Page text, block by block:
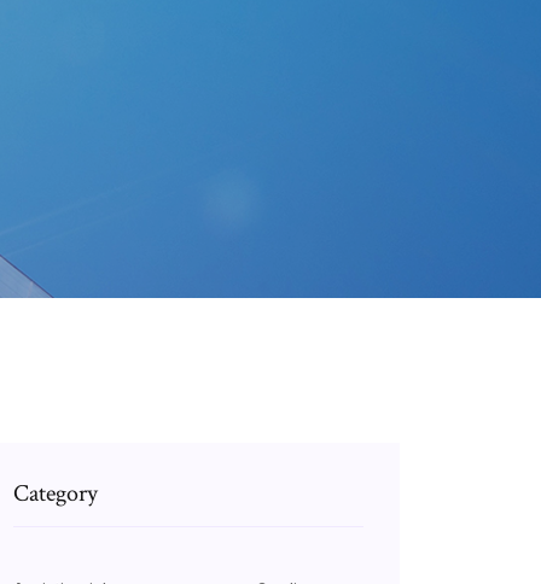
Category